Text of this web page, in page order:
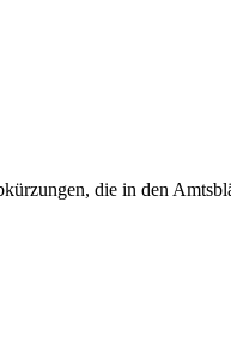
die in den